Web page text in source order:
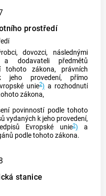
prostředí
dovozci, následnými
a dodavateli předmětů
tohoto zákona, právních
jeho provedení, přímo
unie2) a rozhodnutí
zákona,
povinností podle tohoto
vydaných k jeho provedení,
Evropské unie2) a
podle tohoto zákona.
stanice